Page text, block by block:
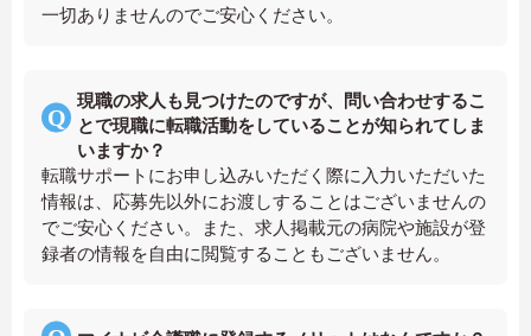
一切ありませんのでご安心ください。
現職の求人も見つけたのですが、問い合わせするこ
とで現職に転職活動をしていることが知られてしま
いますか？
転職サポートにお申し込みいただく際に入力いただいた
情報は、応募先以外にお渡しすることはございませんの
でご安心ください。また、求人掲載元の病院や施設が登
録者の情報を自由に閲覧することもございません。